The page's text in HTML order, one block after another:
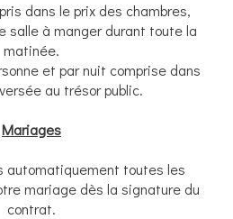
dans le prix des chambres,
salle à manger durant toute la
matinée.
et par nuit comprise dans
au trésor public.
Mariages
automatiquement toutes les
mariage dès la signature du
contrat.​